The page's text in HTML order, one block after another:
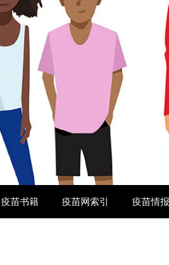
疫苗书籍 疫苗网索引 疫苗情